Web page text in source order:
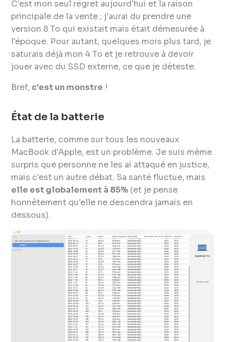
C'est mon seul regret aujourd'hui et la raison
principale de la vente ; j'aurai du prendre une
version 8 To qui existait mais était démesurée à
l'époque. Pour autant, quelques mois plus tard, je
saturais déjà mon 4 To et je retrouve à devoir
jouer avec du SSD externe, ce que je déteste.
Bref, c'est un monstre !
État de la batterie
La batterie, comme sur tous les nouveaux
MacBook d'Apple, est un problème. Je suis même
surpris que personne ne les ai attaqué en justice,
mais c'est un autre débat. Sa santé fluctue, mais
elle est globalement à 85% (et je pense
honnêtement qu'elle ne descendra jamais en
dessous).